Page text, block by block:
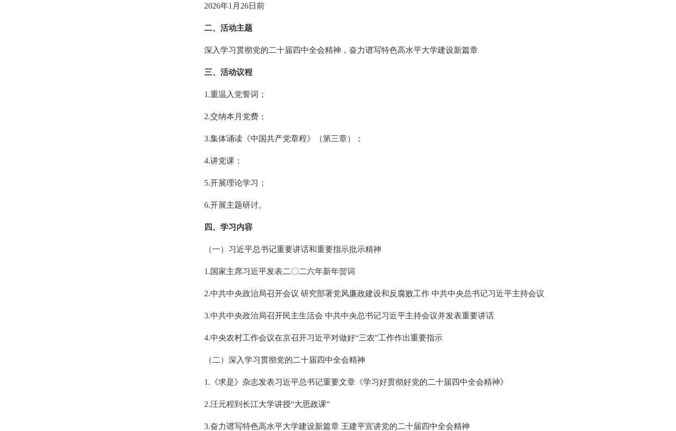
2026年1月26日前
二、活动主题
深入学习贯彻党的二十届四中全会精神，奋力谱写特色高水平大学建设新篇章
三、活动议程
1.重温入党誓词；
2.交纳本月党费；
3.集体诵读《中国共产党章程》（第三章）；
4.讲党课；
5.开展理论学习；
6.开展主题研讨。
四、学习内容
（一）习近平总书记重要讲话和重要指示批示精神
1.国家主席习近平发表二〇二六年新年贺词
2.中共中央政治局召开会议 研究部署党风廉政建设和反腐败工作 中共中央总书记习近平主持会议
3.中共中央政治局召开民主生活会 中共中央总书记习近平主持会议并发表重要讲话
4.中央农村工作会议在京召开习近平对做好“三农”工作作出重要指示
（二）深入学习贯彻党的二十届四中全会精神
1.《求是》杂志发表习近平总书记重要文章《学习好贯彻好党的二十届四中全会精神》
2.汪元程到长江大学讲授“大思政课”
3.奋力谱写特色高水平大学建设新篇章 王建平宣讲党的二十届四中全会精神